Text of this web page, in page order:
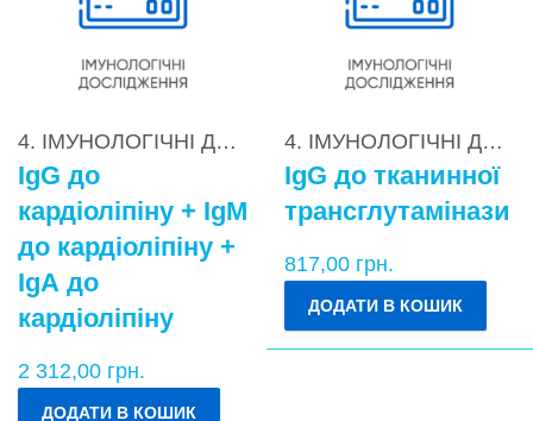
4. ІМУНОЛОГІЧНІ ДОСЛІДЖЕННЯ ,4.2.
IgG до
кардіоліпіну + IgМ
до кардіоліпіну +
IgА до
кардіоліпіну
2 312,00 грн.
ДОДАТИ В КОШИК
4. ІМУНОЛОГІЧНІ ДОСЛІДЖЕННЯ
IgG до тканинної
трансглутамінази
817,00 грн.
ДОДАТИ В КОШИК